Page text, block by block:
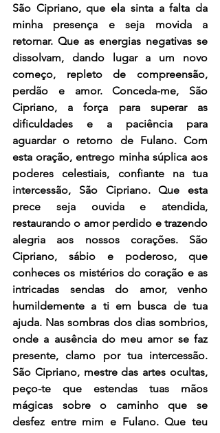
São Cipriano, que ela sinta a falta da
minha presença e seja movida a
retornar. Que as energias negativas se
dissolvam, dando lugar a um novo
começo, repleto de compreensão,
perdão e amor. Conceda-me, São
Cipriano, a força para superar as
dificuldades e a paciência para
aguardar o retorno de Fulano. Com
esta oração, entrego minha súplica aos
poderes celestiais, confiante na tua
intercessão, São Cipriano. Que esta
prece seja ouvida e atendida,
restaurando o amor perdido e trazendo
alegria aos nossos corações. São
Cipriano, sábio e poderoso, que
conheces os mistérios do coração e as
intricadas sendas do amor, venho
humildemente a ti em busca de tua
ajuda. Nas sombras dos dias sombrios,
onde a ausência do meu amor se faz
presente, clamo por tua intercessão.
São Cipriano, mestre das artes ocultas,
peço-te que estendas tuas mãos
mágicas sobre o caminho que se
desfez entre mim e Fulano. Que teu